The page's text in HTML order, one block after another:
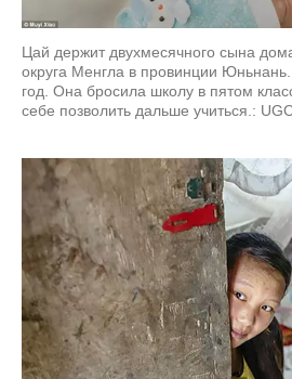
Цай держит двухмесячного сына
округа Менгла в провинции
год. Она бросила школу в пятом
себе позволить дальше учиться.: